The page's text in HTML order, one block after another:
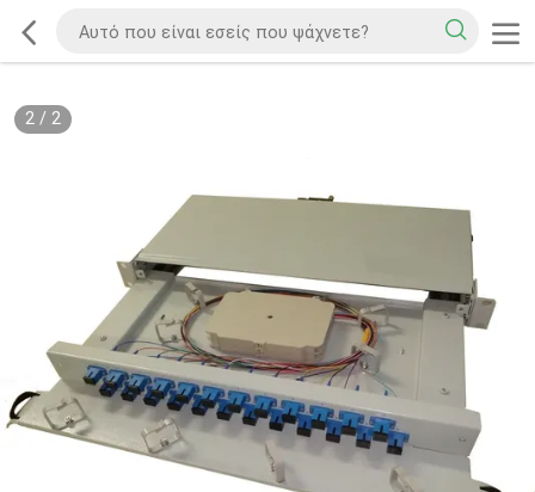
2/ 2